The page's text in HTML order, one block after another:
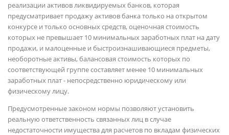
реализации активов ликвидируемых банков, которая
предусматривает продажу активов банка только на открытом
конкурсе и только основных средств, оценочная стоимость
которых не превышает 10 минимальных заработных плат на дату
продажи, и малоценные и быстроизнашивающиеся предметы,
необоротные активы, балансовая стоимость которых по
соответствующей группе составляет менее 10 минимальных
заработных плат - непосредственно юридическому или
физическому лицу.
Предусмотренные законом нормы позволяют установить
реальную ответственность связанных лиц в случае
недостаточности имущества для расчетов по вкладам физических